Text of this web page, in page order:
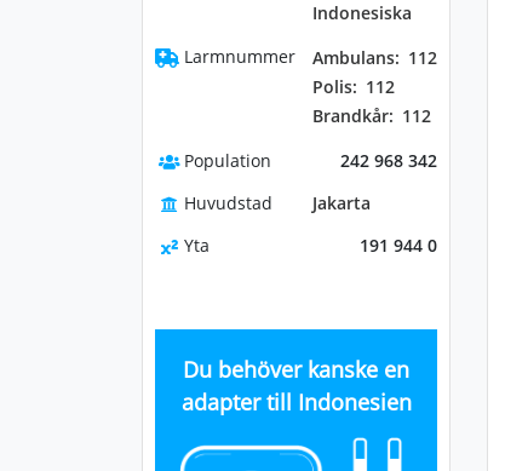
Indonesiska
Larmnummer
Ambulans: 112
Polis: 112
Brandkår: 112
Population
242 968 342
Huvudstad
Jakarta
Yta
191 944 0
Du behöver kanske en
adapter till Indonesien